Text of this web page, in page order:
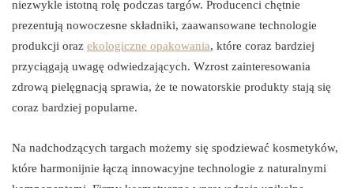
niezwykle istotną rolę podczas targów. Producenci chętnie
prezentują nowoczesne składniki, zaawansowane technologie
produkcji oraz ekologiczne opakowania, które coraz bardziej
przyciągają uwagę odwiedzających. Wzrost zainteresowania
zdrową pielęgnacją sprawia, że te nowatorskie produkty stają się
coraz bardziej popularne.
Na nadchodzących targach możemy się spodziewać kosmetyków,
które harmonijnie łączą innowacyjne technologie z naturalnymi